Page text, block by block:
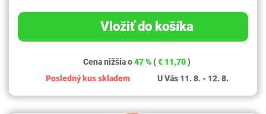
Vložiť do košíka
Cena nižšia o47 % (€ 11,70)
Posledný kus skladem
U Vás 11. 8. - 12. 8.